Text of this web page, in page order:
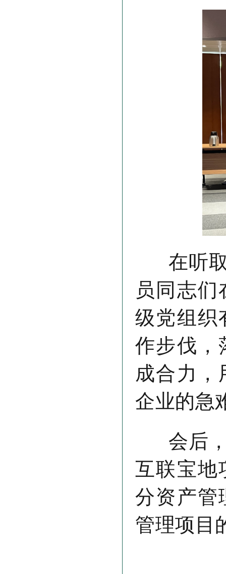
在听取
员同志
级党组织
作步伐，
成合力，
企业的急
会后，
互联宝地
分资产管
管理项目